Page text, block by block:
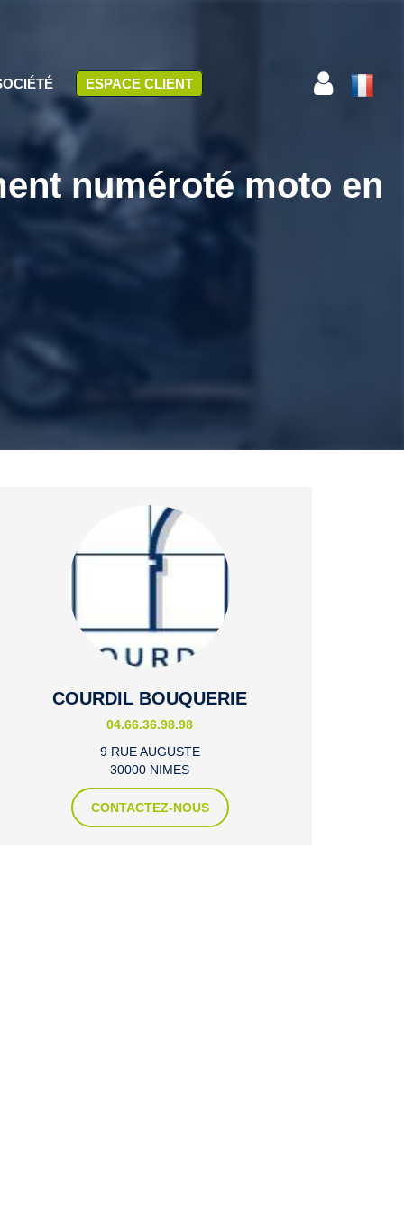
ESPACE CLIENT
numéroté moto en
COURDIL BOUQUERIE
04.66.36.98.98
9 RUE AUGUSTE
30000 NIMES
CONTACTEZ-NOUS